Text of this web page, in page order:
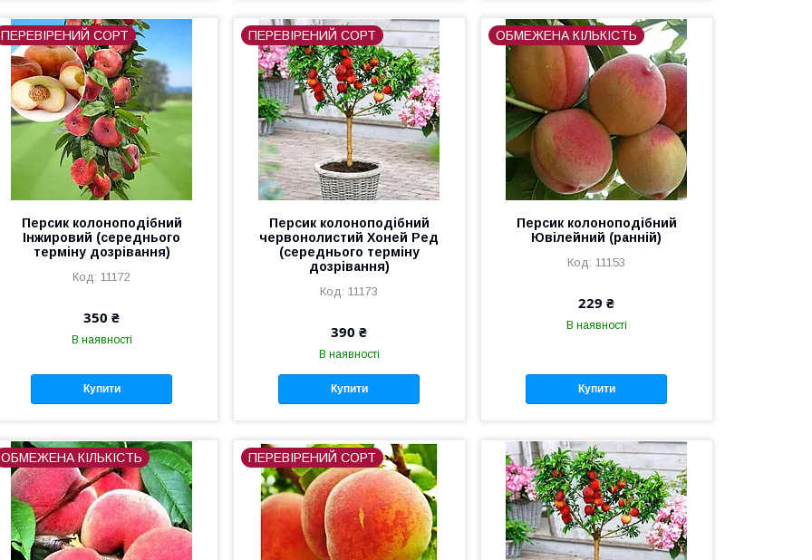
ПЕРЕВІРЕНИЙ СОРТ
Персик колоноподібний
Інжировий (середнього
терміну дозрівання)
11172
350 ₴
В наявності
Купити
ПЕРЕВІРЕНИЙ СОРТ
Персик колоноподібний
червонолистий Хоней Ред
(середнього терміну
дозрівання)
11173
390 ₴
В наявності
Купити
ОБМЕЖЕНА КІЛЬКІСТЬ
Персик колоноподібний
Ювілейний (ранній)
11153
229 ₴
В наявності
Купити
ОБМЕЖЕНА КІЛЬКІСТЬ ПЕРЕВІРЕНИЙ СОРТ